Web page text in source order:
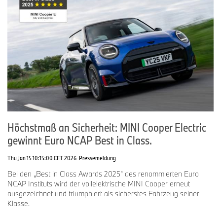
Höchstmaß an Sicherheit: MINI Cooper Electric
gewinnt Euro NCAP Best in Class.
Thu Jan 15 10:15:00 CET 2026 Pressemeldung
Bei den „Best in Class Awards 2025“ des renommierten Euro
NCAP Instituts wird der vollelektrische MINI Cooper erneut
ausgezeichnet und triumphiert als sicherstes Fahrzeug seiner
Klasse.